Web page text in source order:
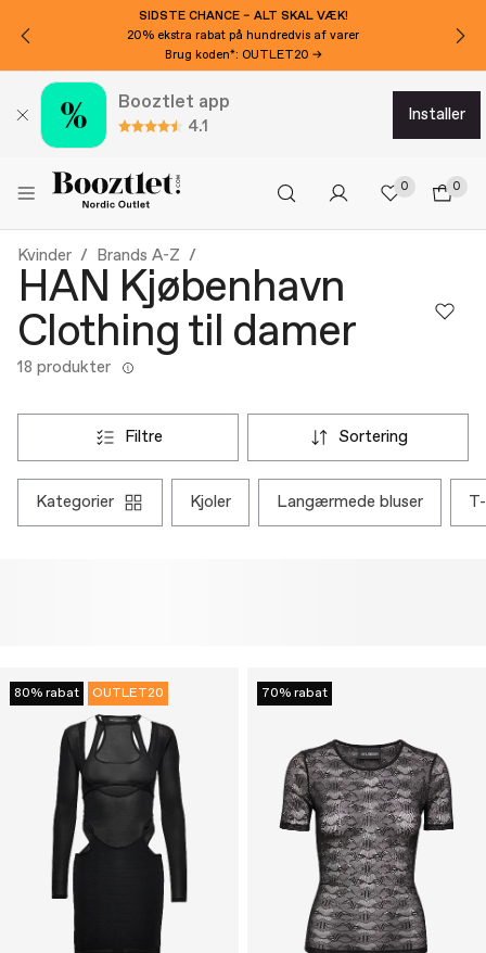
SIDSTE CHANCE – ALT SKAL VÆK!
20% ekstra rabat på hundredvis af varer
Brug koden*: OUTLET20 →
Booztlet app
4.1
installer
0 0
Kvinder Brands A-Z
HAN Kjøbenhavn
Clothing til damer
18 produkter
filtre sortering
kategorier kjoler langærmede bluser
80% rabat OUTLET20 70% rabat